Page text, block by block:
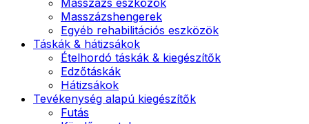
Masszázshengerek
Egyéb rehabilitációs eszközök
Táskák & hátizsákok
Ételhordó táskák & kiegészítők
Edzőtáskák
Hátizsákok
Tevékenység alapú kiegészítők
Futás